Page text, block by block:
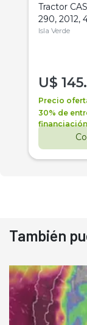
Tractor
290, 2012,
Isla Verde
U$
Precio
30% de
También